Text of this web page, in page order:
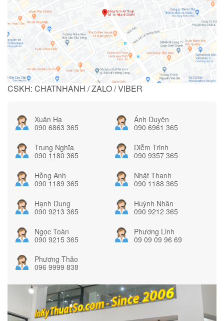
CSKH: CHATNHANH / ZALO / VIBER
Xuân Hạ
090 6863 365
Ánh Duyên
090 6961 365
Trung Nghĩa
090 1180 365
Diễm Trinh
090 9357 365
Hồng Anh
090 1189 365
Nhật Thanh
090 1188 365
Hạnh Dung
090 9213 365
Huỳnh Nhân
090 9212 365
Ngọc Toàn
090 9215 365
Phương Linh
09 09 09 96 69
Phương Thảo
096 9999 838